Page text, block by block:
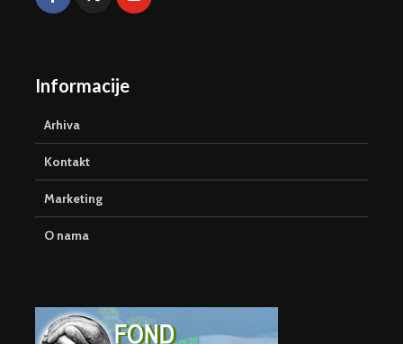
Informacije
Arhiva
Kontakt
Marketing
O nama